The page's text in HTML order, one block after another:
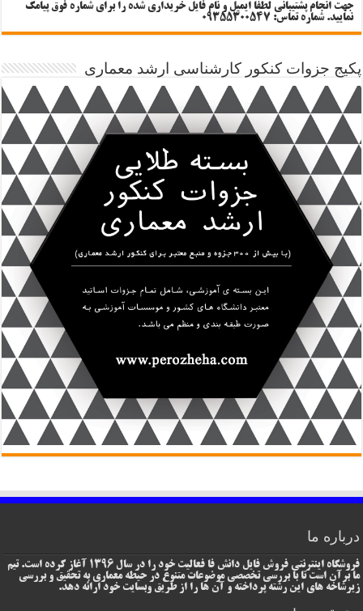
جهت انجام پشتیبانی لطفا ایمیل و نام فایل خریداری شده را برای شماره فوق پیامک
نمایید. شماره تماس: 09355300547
پکیج جزوات کنکور کارشناسی ارشد معماری
درباره ما
فروشگاه اینترنتی فروش فایل دانش فا فعالیت خود را در سال 1396 آغاز کرده است. تیم
ما برآن است تا با بررسی تخصصی موضوعات متنوع در حیطه معماری به تحقیق و بررسی
زیرشاخه های این رشته پرداخته و آن ها را از طریق وبسایت خود ارائه دهد.